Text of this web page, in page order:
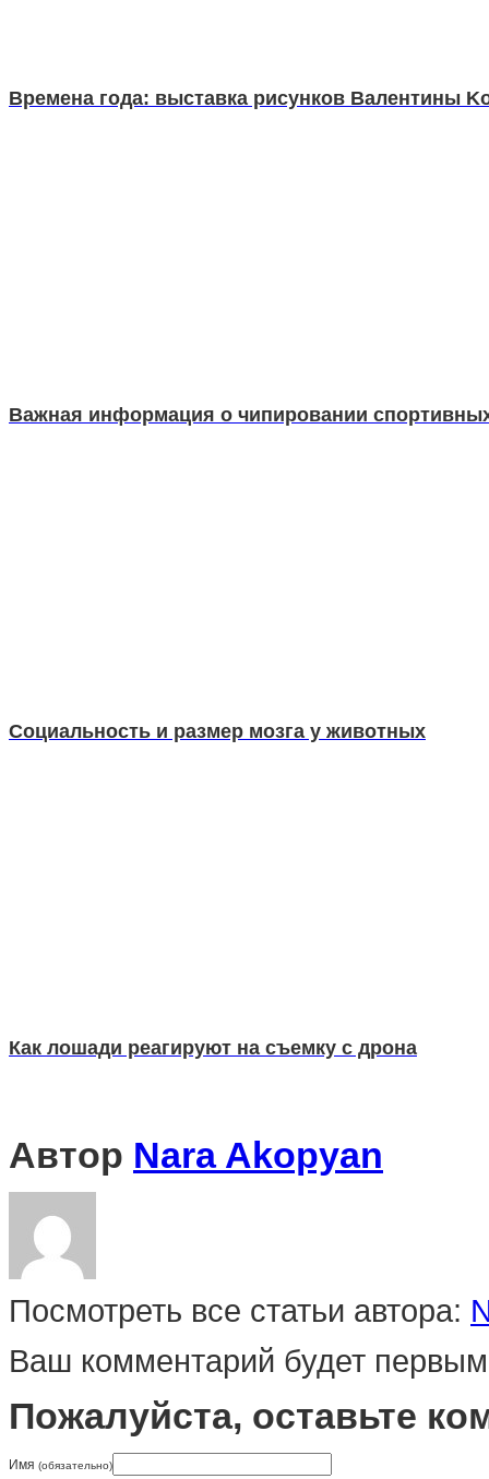
Времена года: выставка рисунков Валентины
Важная информация о чипировании
Социальность и размер мозга у животных
Как лошади реагируют на съемку с дрона
Автор Nara Akopyan
Посмотреть все статьи автора:
Ваш комментарий будет
Пожалуйста, оставьте
Имя (обязательно)